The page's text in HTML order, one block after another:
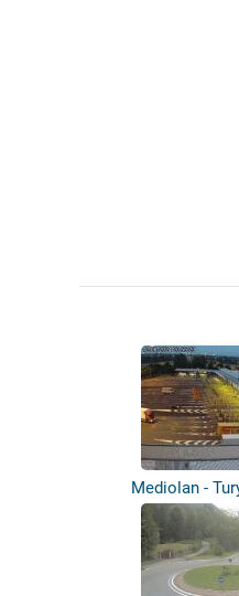
Mediolan -